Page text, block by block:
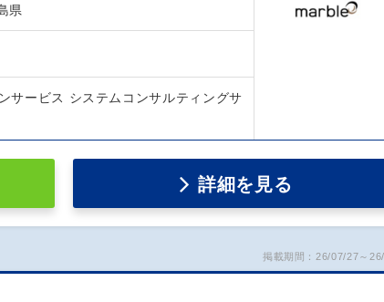
県
サービス システムコンサルティングサ
詳細を見る
掲載期間：26/07/27～